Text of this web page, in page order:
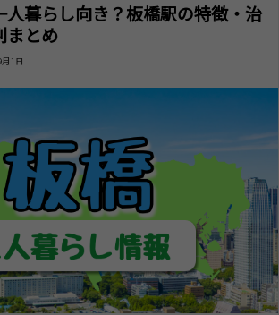
人暮らし向き？板橋駅の特徴・治
まとめ
1日